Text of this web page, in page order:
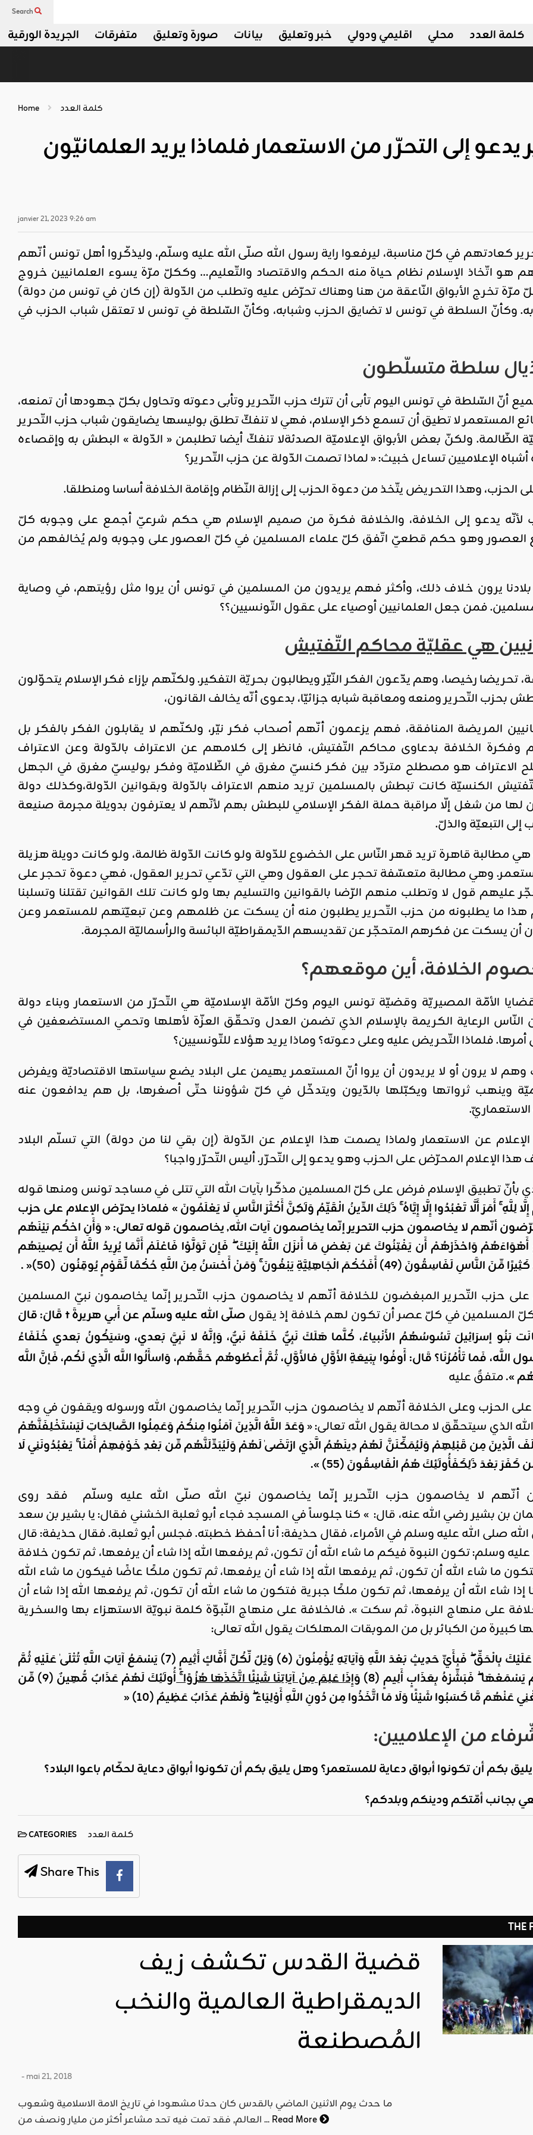
Search
الجريدة الورقية متفرقات صورة وتعليق بيانات خبر وتعليق اقليمي ودولي محلي كلمة العدد
Home كلمة العدد
يدعو إلى التحرّر من الاستعمار فلماذا يريد العلمانيّون
janvier 21, 2023 9:26 am
كعادتهم في كلّ مناسبة، ليرفعوا راية رسول الله صلّى الله عليه وسلّم، وليذكّروا أهل تونس أنّهم
هو اتّخاذ الإسلام نظام حياة منه الحكم والاقتصاد والتّعليم… وككلّ مرّة يسوء العلمانيين خروج
مرّة تخرج الأبواق النّاعقة من هنا وهناك تحرّض عليه وتطلب من الدّولة (إن كان في تونس من دولة)
وكأنّ السلطة في تونس لا تضايق الحزب وشبابه، وكأنّ السّلطة في تونس لا تعتقل شباب الحزب في
سلطة متسلّطون
أنّ السّلطة في تونس اليوم تأبى أن تترك حزب التّحرير وتأبى دعوته وتحاول بكلّ جهودها أن تمنعه،
لا تطيق أن تسمع ذكر الإسلام، فهي لا تنفكّ تطلق بوليسها يضايقون شباب حزب التّحرير
الظّالمة. ولكنّ بعض الأبواق الإعلاميّة الصدئةلا تنفكّ أيضا تطلبمن « الدّولة » البطش به وإقصاءه
أشباه الإعلاميين تساءل خبيث: « لماذا تصمت الدّولة عن حزب التّحرير؟
وهذا التحريض يتّخذ من دعوة الحزب إلى إزالة النّظام وإقامة الخلافة أساسا ومنطلقا.
لأنّه يدعو إلى الخلافة، والخلافة فكرة من صميم الإسلام هي حكم شرعيّ أجمع على وجوبه كلّ
العصور وهو حكم قطعيّ اتّفق كلّ علماء المسلمين في كلّ العصور على وجوبه ولم يُخالفهم من
بلادنا يرون خلاف ذلك، وأكثر فهم يريدون من المسلمين في تونس أن يروا مثل رؤيتهم، في وصاية
فمن جعل العلمانيين أوصياء على عقول التّونسيين؟؟
هي عقليّة محاكم التّفتيش
تحريضا رخيصا، وهم يدّعون الفكر النّيّر ويطالبون بحريّة التفكير. ولكنّهم بإزاء فكر الإسلام يتحوّلون
بحزب التّحرير ومنعه ومعاقبة شبابه جزائيّا، بدعوى أنّه يخالف القانون،
المريضة المنافقة، فهم يزعمون أنّهم أصحاب فكر نيّر، ولكنّهم لا يقابلون الفكر بالفكر بل
وفكرة الخلافة بدعاوى محاكم التّفتيش، فانظر إلى كلامهم عن الاعتراف بالدّولة وعن الاعتراف
الاعتراف هو مصطلح متردّد بين فكر كنسيّ مغرق في الظّلاميّة وفكر بوليسيّ مغرق في الجهل
الكنسيّة كانت تبطش بالمسلمين تريد منهم الاعتراف بالدّولة وبقوانين الدّولة،وكذلك دولة
لها من شغل إلّا مراقبة حملة الفكر الإسلامي للبطش بهم لأنّهم لا يعترفون بدويلة مجرمة صنيعة
التبعيّة والذلّ.
هي مطالبة قاهرة تريد قهر النّاس على الخضوع للدّولة ولو كانت الدّولة ظالمة، ولو كانت دويلة هزيلة
وهي مطالبة متعسّفة تحجر على العقول وهي التي تدّعي تحرير العقول، فهي دعوة تحجر على
عليهم قول لا وتطلب منهم الرّضا بالقوانين والتسليم بها ولو كانت تلك القوانين تقتلنا وتسلبنا
هذا ما يطلبونه من حزب التّحرير يطلبون منه أن يسكت عن ظلمهم وعن تبعيّتهم للمستعمر وعن
أن يسكت عن فكرهم المتحجّر عن تقديسهم الدّيمقراطيّة البائسة والرأسماليّة المجرمة.
الخلافة، أين موقعهم؟
الأمّة المصيريّة وقضيّة تونس اليوم وكلّ الأمّة الإسلاميّة هي التّحرّر من الاستعمار وبناء دولة
الرعاية الكريمة بالإسلام الذي تضمن العدل وتحقّق العزّة لأهلها وتحمي المستضعفين في
فلماذا التّحريض عليه وعلى دعوته؟ وماذا يريد هؤلاء للتّونسيين؟
لا يرون أو لا يريدون أن يروا أنّ المستعمر يهيمن على البلاد يضع سياستها الاقتصاديّة ويفرض
وينهب ثرواتها ويكبّلها بالدّيون ويتدخّل في كلّ شؤوننا حتّى أصغرها، بل هم يدافعون عنه
عن الاستعمار ولماذا يصمت هذا الإعلام عن الدّولة (إن بقي لنا من دولة) التي تسلّم البلاد
هذا الإعلام المحرّض على الحزب وهو يدعو إلى التّحرّر. أليس التّحرّر واجبا؟
بأنّ تطبيق الإسلام فرض على كلّ المسلمين مذكّرا بآيات الله التي تتلى في مساجد تونس ومنها قوله
لِلَّهِ ۚ أَمَرَ أَلَّا تَعْبُدُوا إِلَّا إِيَّاهُ ۚ ذَٰلِكَ الدِّينُ الْقَيِّمُ وَلَٰكِنَّ أَكْثَرَ النَّاسِ لَا يَعْلَمُونَ » فلماذا يحرّض الإعلام على حزب
أنّهم لا يخاصمون حزب التحرير إنّما يخاصمون آيات الله, يخاصمون قوله تعالى: « وَأَنِ احْكُم بَيْنَهُم
أَهْوَاءَهُمْ وَاحْذَرْهُمْ أَن يَفْتِنُوكَ عَن بَعْضِ مَا أَنزَلَ اللَّهُ إِلَيْكَ ۖ فَإِن تَوَلَّوْا فَاعْلَمْ أَنَّمَا يُرِيدُ اللَّهُ أَن يُصِيبَهُم
مِّنَ النَّاسِ لَفَاسِقُونَ (49
)أَفَحُكْمَ الْجَاهِلِيَّةِ يَبْغُونَ ۚ وَمَنْ أَحْسَنُ مِنَ اللَّهِ حُكْمًا لِّقَوْمٍ يُوقِنُون (
50
)
« .
حزب التّحرير المبغضون للخلافة أنّهم لا يخاصمون حزب التّحرير إنّما يخاصمون نبيّ المسلمين
كلّ المسلمين في كلّ عصر أن تكون لهم خلافة إذ يقول صلّى الله عليه وسلّم عن أَبي هريرةَtقَالَ: قالَ
بَنُو إسرَائِيلَ تَسُوسُهُمُ الأَنْبياءُ، كُلَّما هَلَكَ نَبِيٌّ خَلَفَهُ نَبيٌّ، وَإنَّهُ لا نَبِيَّ بَعدي، وسَيَكُونُ بَعدي خُلَفَاءُ
اللَّه، فَما تَأْمُرُنَا؟ قَال:أَوفُوا بِبَيعَةِ الأَوَّلِ فالأَوَّلِ، ثُمَّ أَعطُوهُم حَقَّهُم، وَاسأَلُوا اللَّه الَّذِي لَكُم، فَإنَّ اللَّه
».متفقٌ عليه
الحزب وعلى الخلافة أنّهم لا يخاصمون حزب التّحرير إنّما يخاصمون الله ورسوله ويقفون في وجه
الذي سيتحقّق لا محالة يقول الله تعالى: «وَعَدَ اللَّهُ الَّذِينَ آمَنُوا مِنكُمْ وَعَمِلُوا الصَّالِحَاتِ لَيَسْتَخْلِفَنَّهُمْ
الَّذِينَ مِن قَبْلِهِمْ وَلَيُمَكِّنَنَّ لَهُمْ دِينَهُمُ الَّذِي ارْتَضَىٰ لَهُمْ وَلَيُبَدِّلَنَّهُم مِّن بَعْدِ خَوْفِهِمْ أَمْنًا ۚ يَعْبُدُونَنِي لَا
بَعْدَ ذَٰلِكَفَأُولَٰئِكَ هُمُ الْفَاسِقُونَ (55) ».
أنّهم لا يخاصمون حزب التّحرير إنّما يخاصمون نبيّ الله صلّى الله عليه وسلّم فقد روى
بن بشير رضي الله عنه، قال: » كنا جلوساً في المسجد فجاء أبو ثعلبة الخشني فقال: يا بشير بن سعد
صلى الله عليه وسلم في الأمراء، فقال حذيفة: أنا أحفظ خطبته. فجلس أبو ثعلبة. فقال حذيفة: قال
وسلم: تكون النبوة فيكم ما شاء الله أن تكون، ثم يرفعها الله إذا شاء أن يرفعها، ثم تكون خلافة
ما شاء الله أن تكون، ثم يرفعها الله إذا شاء أن يرفعها، ثم تكون ملكًا عاضًا فيكون ما شاء الله
شاء الله أن يرفعها، ثم تكون ملكًا جبرية فتكون ما شاء الله أن تكون، ثم يرفعها الله إذا شاء أن
على منهاج النبوة، ثم سكت ». فالخلافة على منهاج النّبوّة كلمة نبويّة الاستهزاء بها والسخرية
كبيرة من الكبائر بل من الموبقات المهلكات يقول الله تعالى:
عَلَيْكَ بِالْحَقِّ ۖ فَبِأَيِّ حَدِيثٍ بَعْدَ اللَّهِ وَآيَاتِهِ يُؤْمِنُونَ (6) وَيْلٌ لِّكُلِّ أَفَّاكٍ أَثِيمٍ (7)
يَسْمَعُ آيَاتِ اللَّهِ تُتْلَىٰ عَلَيْهِ ثُمَّ
يَسْمَعْهَا ۖ فَبَشِّرْهُ بِعَذَابٍ أَلِيمٍ (8) وَإِذَا عَلِمَ مِنْ آيَاتِنَا شَيْئًا اتَّخَذَهَا هُزُوًا ۚأُولَٰئِكَ لَهُمْ عَذَابٌ مُّهِينٌ (9 )مِّن
عَنْهُم مَّا كَسَبُوا شَيْئًا وَلَا مَا اتَّخَذُوا مِن دُونِ اللَّهِ أَوْلِيَاءَ ۖ وَلَهُمْ عَذَابٌ عَظِيمٌ(10)
«
من الإعلاميين:
بكم أن تكونوا أبواق دعاية للمستعمر؟ وهل يليق بكم أن تكونوا أبواق دعاية لحكّام باعوا البلاد؟
بجانب أمّتكم ودينكم وبلدكم؟
CATEGORIES كلمة العدد
Share This
THE
قضية القدس تكشف زيف
الديمقراطية العالمية والنخب
المُصطنعة
- mai 21, 2018
ما حدث يوم الاثنين الماضي بالقدس كان حدثا مشهودا في تاريخ الامة الاسلامية وشعوب
العالم, فقد تمت فيه تحد مشاعر أكثر من مليار ونصف من ...Read More
اقليمي ودولي
العدد 601
من جريدة
التحرير
2026
Read More